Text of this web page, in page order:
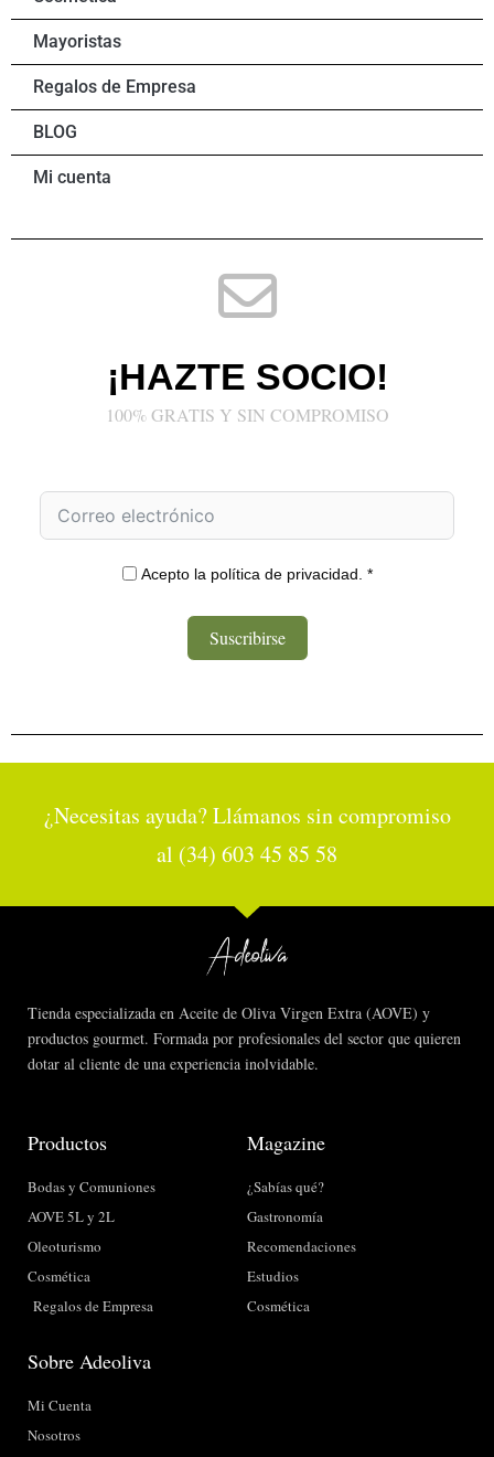
Mayoristas
Regalos de Empresa
BLOG
Mi cuenta
¡HAZTE SOCIO!
100% GRATIS Y SIN COMPROMISO
Acepto la política de privacidad. *
Suscribirse
¿Necesitas ayuda? Llámanos sin compromiso
al (34) 603 45 85 58
Tienda especializada en Aceite de Oliva Virgen Extra (AOVE) y
productos gourmet. Formada por profesionales del sector que quieren
dotar al cliente de una experiencia inolvidable.
Productos
Bodas y Comuniones
AOVE 5L y 2L
Oleoturismo
Cosmética
Regalos de Empresa
Magazine
¿Sabías qué?
Gastronomía
Recomendaciones
Estudios
Cosmética
Sobre Adeoliva
Mi Cuenta
Nosotros